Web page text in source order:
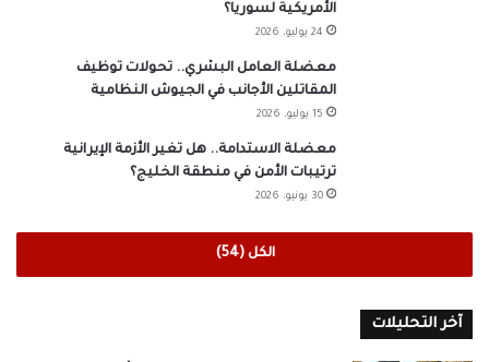
الأمريكية لسوريا؟
24 يوليو، 2026
معضلة العامل البشري.. تحولات توظيف
المقاتلين الأجانب في الجيوش النظامية
15 يوليو، 2026
معضلة الاستدامة.. هل تغير الأزمة الإيرانية
ترتيبات الأمن في منطقة الخليج؟
30 يونيو، 2026
الكل (54)
آخر التحليلات